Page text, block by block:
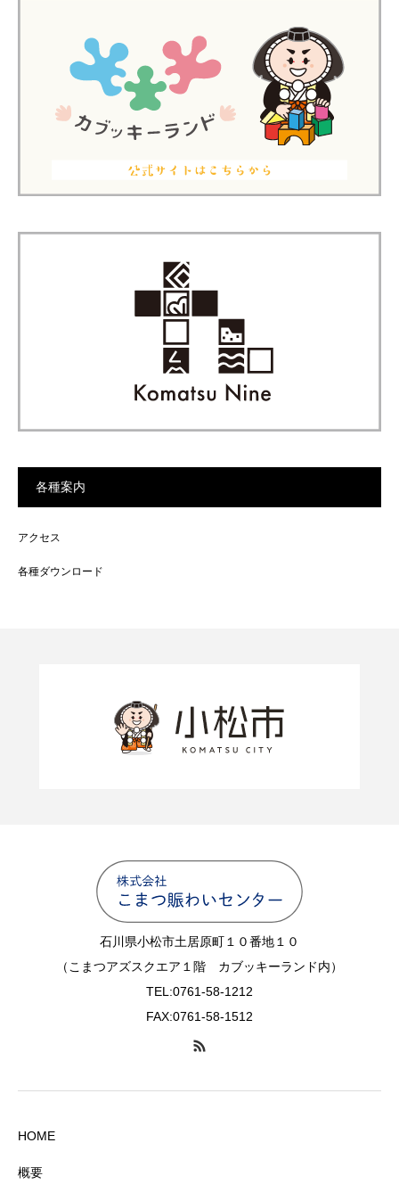
各種案内
アクセス
各種ダウンロード
石川県小松市土居原町１０番地１０
（こまつアズスクエア１階 カブッキーランド内）
TEL:0761-58-1212
FAX:0761-58-1512
HOME
概要